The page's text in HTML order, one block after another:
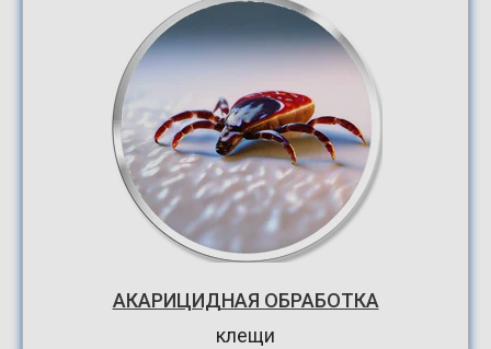
АКАРИЦИДНАЯ ОБРАБОТКА
клещи